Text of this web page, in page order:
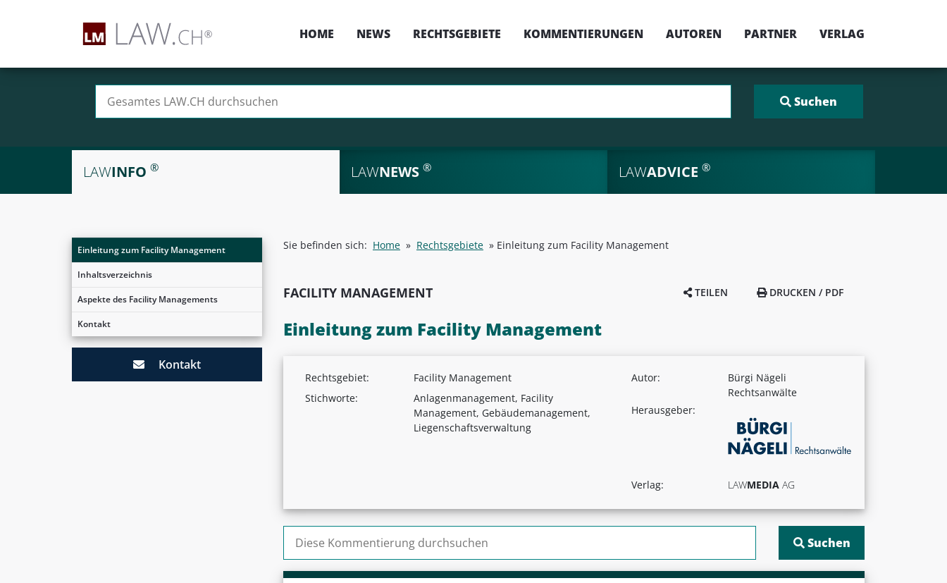
HOME NEWS RECHTSGEBIETE KOMMENTIERUNGEN AUTOREN PARTNER VERLAG
LAWINFO ® LAWNEWS ® LAWADVICE ®
Einleitung zum Facility Management
Inhaltsverzeichnis
Aspekte des Facility Managements
Kontakt
Kontakt
Sie befinden sich: Home » Rechtsgebiete » Einleitung zum Facility Management
FACILITY MANAGEMENT TEILEN DRUCKEN / PDF
Einleitung zum Facility Management
Rechtsgebiet:
Facility Management
Stichworte:
Anlagenmanagement, Facility
Management, Gebäudemanagement,
Liegenschaftsverwaltung
Autor:
Bürgi Nägeli
Rechtsanwälte
Herausgeber:
Verlag: LAWMEDIA AG
Suchen nach: